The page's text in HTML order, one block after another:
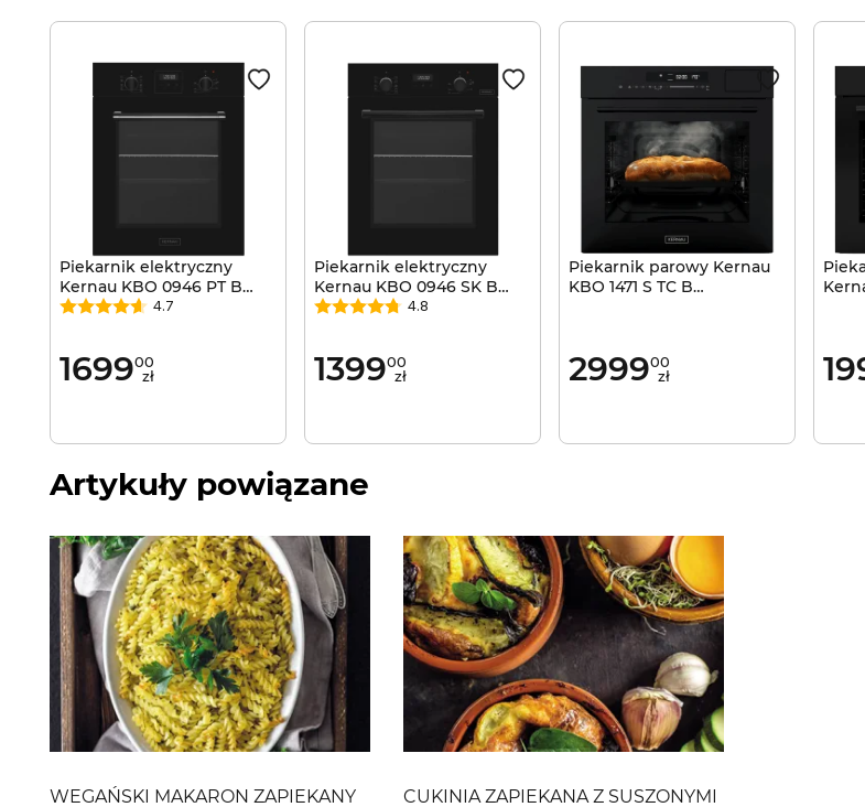
Piekarnik elektryczny
Kernau KBO 0946 PT B
Grill Termoobieg 3D
4.7
169900
zł
Piekarnik elektryczny
Kernau KBO 0946 SK B
Grill Termoobieg 3D
4.8
139900
zł
Piekarnik parowy Kernau
KBO 1471 S TC B
299900
zł
Artykuły powiązane
WEGAŃSKI MAKARON ZAPIEKANY CUKINIA ZAPIEKANA Z SUSZONYMI